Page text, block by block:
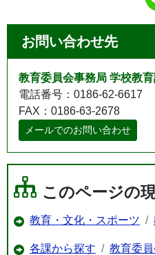
お問い合わせ先
教育委員会事務局 学校教
電話番号：0186-62-6617
FAX：0186-63-2678
メールでのお問い合わせ
このページの
教育・文化・スポーツ
各課から探す
教育委